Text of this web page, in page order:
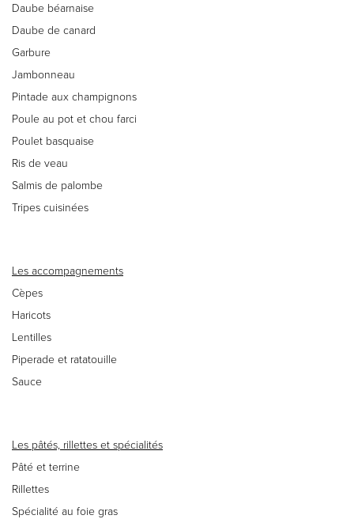
Daube béarnaise
Daube de canard
Garbure
Jambonneau
Pintade aux champignons
Poule au pot et chou farci
Poulet basquaise
Ris de veau
Salmis de palombe
Tripes cuisinées
Les accompagnements
Cèpes
Haricots
Lentilles
Piperade et ratatouille
Sauce
Les pâtés, rillettes et spécialités
Pâté et terrine
Rillettes
Spécialité au foie gras